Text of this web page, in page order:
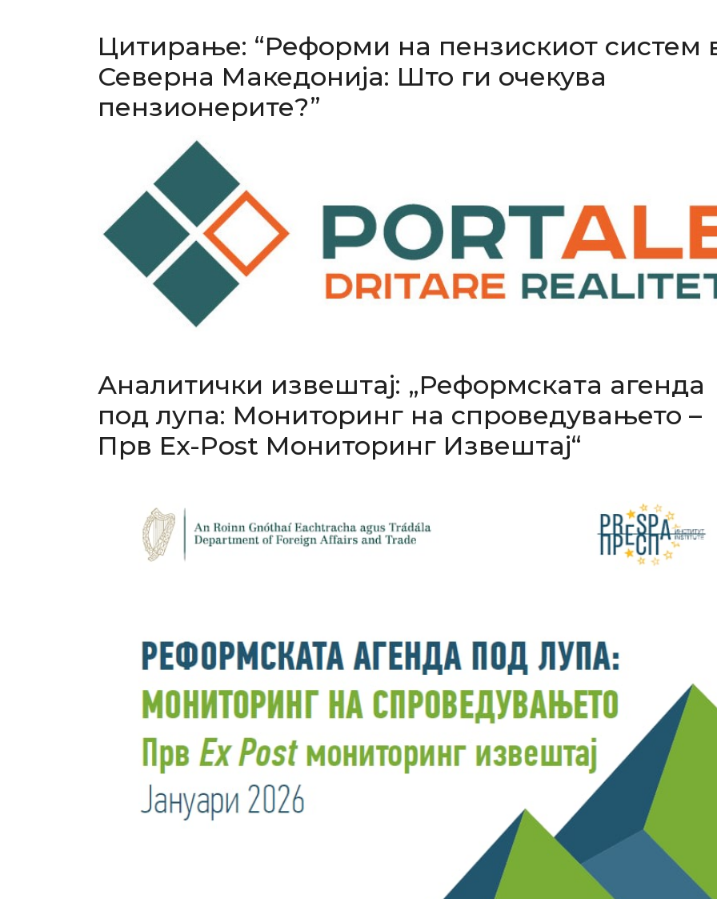
Цитирање: “Реформи на пензискиот систем
Северна Македонија: Што ги очекува
пензионерите?”
Аналитички извештај: „Реформската агенда
под лупа: Мониторинг на спроведувањето –
Прв Ex-Post Мониторинг Извештај“